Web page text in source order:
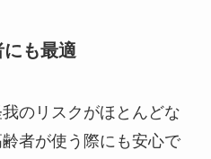
も最適
のリスクがほとんどな
者が使う際にも安心で